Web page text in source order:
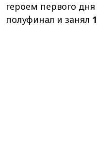
героем первого
полуфинал и занял